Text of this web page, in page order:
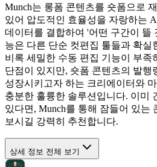
Munch는 롱폼 콘텐츠를 숏폼으로
있어 압도적인 효율성을 자랑하는
데이터를 결합하여 '어떤 구간이 뜰
능은 다른 단순 컷편집 툴들과 확실
비록 세밀한 수동 편집 기능이 부족
단점이 있지만, 숏폼 콘텐츠의 발행
성장시키고자 하는 크리에이터와
충분한 훌륭한 솔루션입니다. 이미
있다면, Munch를 통해 잠들어 있는
보시길 강력히 추천합니다.
상세 정보 전체 보기